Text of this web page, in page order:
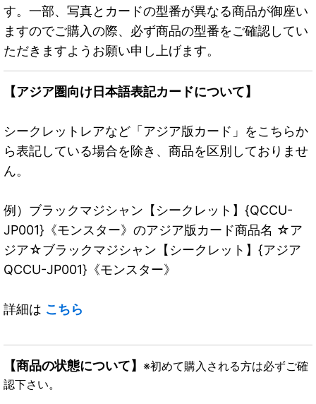
す。一部、写真とカードの型番が異なる商品が御座い
ますのでご購入の際、必ず商品の型番をご確認してい
ただきますようお願い申し上げます。
【アジア圏向け日本語表記カードについて】
シークレットレアなど「アジア版カード」をこちらか
ら表記している場合を除き、商品を区別しておりませ
ん。
例）ブラックマジシャン【シークレット】{QCCU-
JP001}《モンスター》のアジア版カード商品名 ☆ア
ジア☆ブラックマジシャン【シークレット】{アジア
QCCU-JP001}《モンスター》
詳細は こちら
【商品の状態について】 ※初めて購入される方は必ずご確
認下さい。